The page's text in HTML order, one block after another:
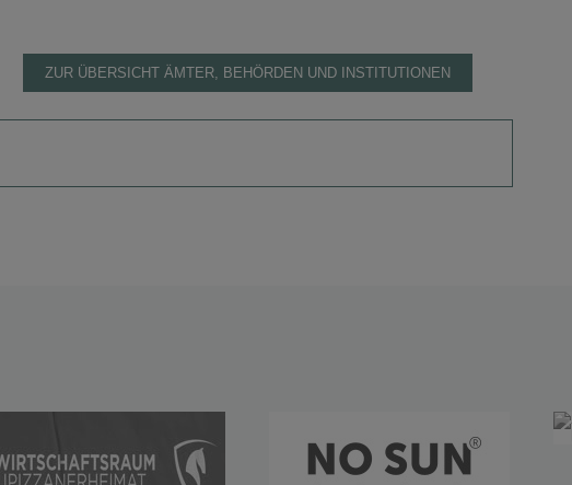
ZUR ÜBERSICHT ÄMTER, BEHÖRDEN UND INSTITUTIONEN